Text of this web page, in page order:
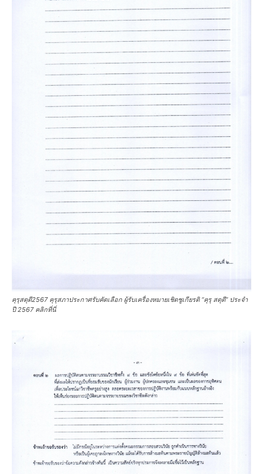
คุรุสดุดี2567 คุรุสภาประกาศรับคัดเลือก ผู้รับเครื่องหมายเชิดชูเกียรติ “คุรุ สดุดี” ประจำ
ปี 2567 คลิกที่นี่